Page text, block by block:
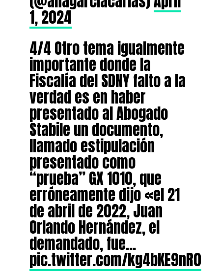
1, 2024
4/4 Otro tema igualmente
importante donde la
Fiscalía del SDNY falto a la
verdad es en haber
presentado al Abogado
Stabile un documento,
llamado estipulación
presentado como
“prueba” GX 1010, que
erróneamente dijo «el 21
de abril de 2022, Juan
Orlando Hernández, el
demandado, fue…
pic.twitter.com/kg4bKE9nR0